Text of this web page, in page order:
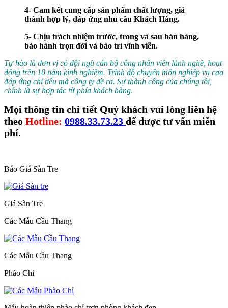
4- Cam kết cung cấp sản phẩm chất lượng, giá
thành hợp lý, đáp ứng nhu cầu Khách Hàng.
5- Chịu trách nhiệm trước, trong và sau bán hàng,
bảo hành trọn đời và bảo trì vĩnh viễn.
Tự hào là đơn vị có đội ngũ cán bộ công nhân viên lành nghề, hoạt
động trên 10 năm kinh nghiệm. Trình độ chuyên môn nghiệp vụ cao
đáp ứng chỉ tiêu mà công ty đề ra. Sự thành công của chúng tôi,
chính là sự hợp tác từ phía khách hàng.
Mọi thông tin chi tiết Quý khách vui lòng liên hệ
theo Hotline: 0988.33.73.23 để được tư vấn miễn
phí.
Báo Giá Sàn Tre
Giá Sàn Tre
Các Mẫu Cầu Thang
Các Mẫu Cầu Thang
Phào Chỉ